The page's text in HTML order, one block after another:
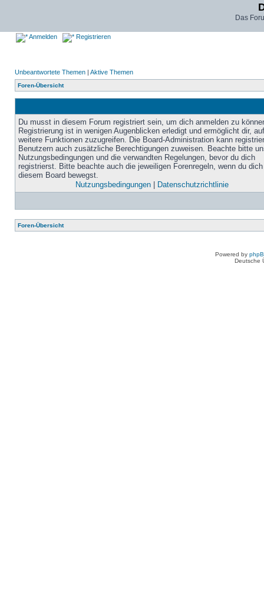
Das
Anmelden Registrieren
Unbeantwortete Themen | Aktive Themen
Foren-Übersicht
Du musst in diesem Forum registriert sein, um dich anmelden zu
Registrierung ist in wenigen Augenblicken erledigt und ermöglicht dir, auf
weitere Funktionen zuzugreifen. Die Board-Administration kann
Benutzern auch zusätzliche Berechtigungen zuweisen. Beachte bitte
Nutzungsbedingungen und die verwandten Regelungen, bevor du dich
registrierst. Bitte beachte auch die jeweiligen Forenregeln, wenn du
diesem Board bewegst.
Nutzungsbedingungen| Datenschutzrichtlinie
Foren-Übersicht
Powered by
Deutsche